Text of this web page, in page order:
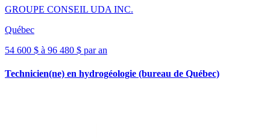
GROUPE CONSEIL UDA INC.
Québec
54 600 $ à 96 480 $ par an
Technicien(ne) en hydrogéologie (bureau de Québec)